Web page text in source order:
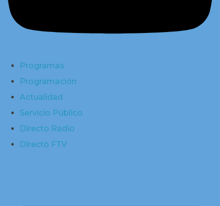
Programas
Programación
Actualidad
Servicio Público
Directo Radio
Directo FTV